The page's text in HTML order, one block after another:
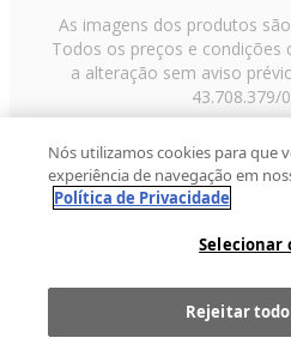
As imagens dos produtos
Todos os preços e condições
a alteração sem aviso
43.708.379/
Paulo/SP, CEP 02029-001,
2013 Fast Shop - Todos
Nós utilizamos cookies para que
experiência de navegação em
Política de Privacidade
Selecionar
Rejeitar